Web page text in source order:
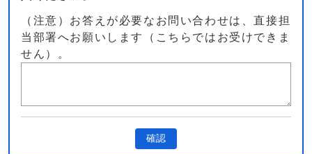
（注意）お答えが必要なお問い合わせは、直接担
当部署へお願いします（こちらではお受けできま
せん）。
確認